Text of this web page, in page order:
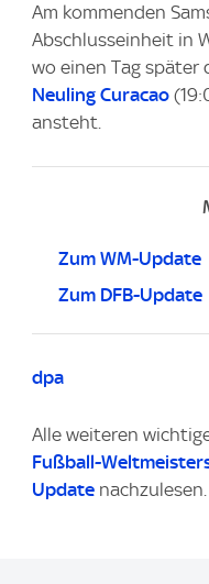
Am kommenden
Abschlusseinheit in
wo einen Tag später
Neuling Curacao
ansteht.
Zum WM-Update
Zum DFB-Update
dpa
Alle weiteren
Fußball-
Update nachzulesen.